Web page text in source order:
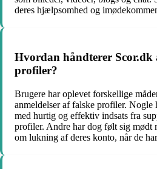
deres hjælpsomhed og
Hvordan håndterer Scor.dk
profiler?
Brugere har oplevet forskellige
anmeldelser af falske profiler. Nogle
med hurtig og effektiv indsats fra
profiler. Andre har dog følt sig mødt
om lukning af deres konto, når de